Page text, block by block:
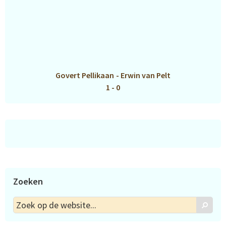
Govert Pellikaan - Erwin van Pelt
1 - 0
Zoeken
Zoek
op
Zoek